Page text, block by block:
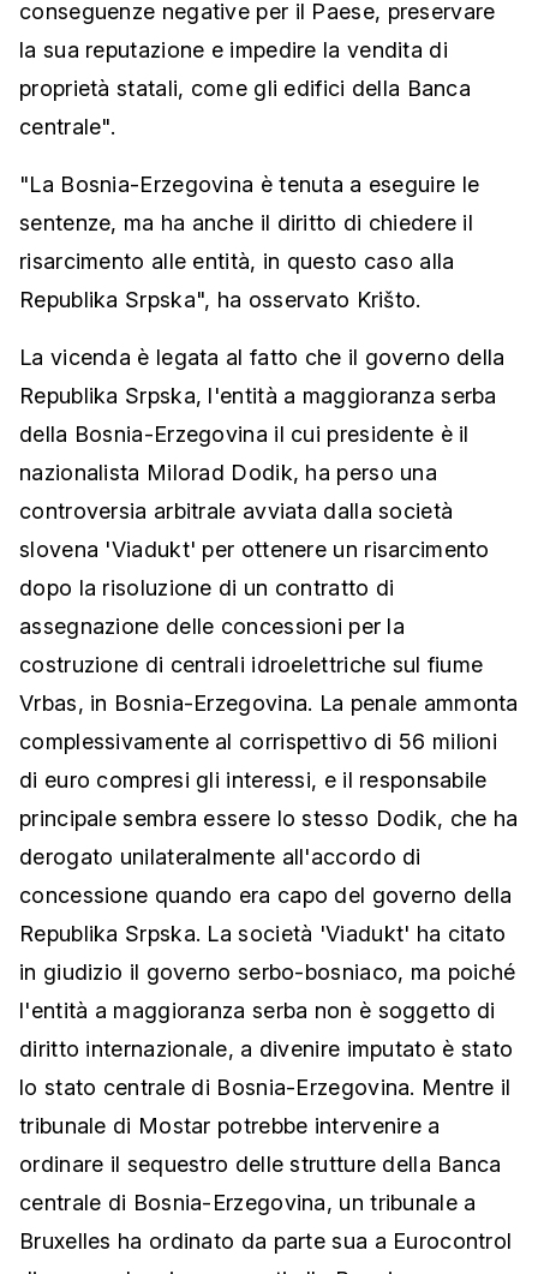
conseguenze negative per il Paese, preservare
la sua reputazione e impedire la vendita di
proprietà statali, come gli edifici della Banca
centrale".
"La Bosnia-Erzegovina è tenuta a eseguire le
sentenze, ma ha anche il diritto di chiedere il
risarcimento alle entità, in questo caso alla
Republika Srpska", ha osservato Krišto.
La vicenda è legata al fatto che il governo della
Republika Srpska, l'entità a maggioranza serba
della Bosnia-Erzegovina il cui presidente è il
nazionalista Milorad Dodik, ha perso una
controversia arbitrale avviata dalla società
slovena 'Viadukt' per ottenere un risarcimento
dopo la risoluzione di un contratto di
assegnazione delle concessioni per la
costruzione di centrali idroelettriche sul fiume
Vrbas, in Bosnia-Erzegovina. La penale ammonta
complessivamente al corrispettivo di 56 milioni
di euro compresi gli interessi, e il responsabile
principale sembra essere lo stesso Dodik, che ha
derogato unilateralmente all'accordo di
concessione quando era capo del governo della
Republika Srpska. La società 'Viadukt' ha citato
in giudizio il governo serbo-bosniaco, ma poiché
l'entità a maggioranza serba non è soggetto di
diritto internazionale, a divenire imputato è stato
lo stato centrale di Bosnia-Erzegovina. Mentre il
tribunale di Mostar potrebbe intervenire a
ordinare il sequestro delle strutture della Banca
centrale di Bosnia-Erzegovina, un tribunale a
Bruxelles ha ordinato da parte sua a Eurocontrol